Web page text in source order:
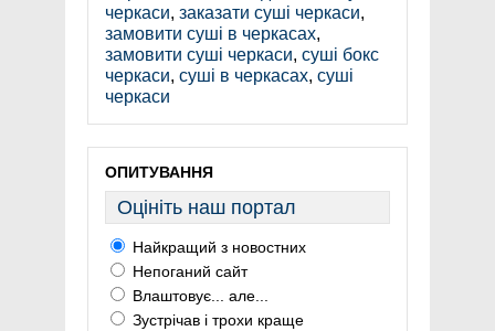
черкаси, заказати суші черкаси,
замовити суші в черкасах,
замовити суші черкаси, суші бокс
черкаси, суші в черкасах, суші
черкаси
ОПИТУВАННЯ
Оцініть наш портал
Найкращий з новостних
Непоганий сайт
Влаштовує... але...
Зустрічав і трохи краще